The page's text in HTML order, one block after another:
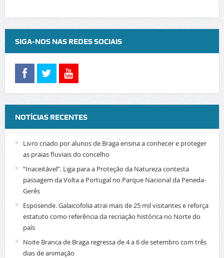
SIGA-NOS NAS REDES SOCIAIS
NOTÍCIAS RECENTES
Livro criado por alunos de Braga ensina a conhecer e proteger
as praias fluviais do concelho
“Inaceitável”. Liga para a Proteção da Natureza contesta
passagem da Volta a Portugal no Parque Nacional da Peneda-
Gerês
Esposende. Galaicofolia atrai mais de 25 mil visitantes e reforça
estatuto como referência da recriação histórica no Norte do
país
Noite Branca de Braga regressa de 4 a 6 de setembro com três
dias de animação